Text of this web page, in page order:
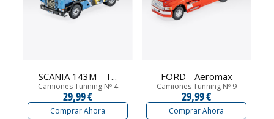
SCANIA 143M - T...
Camiones Tunning Nº 4
29,99 €
Comprar Ahora
FORD - Aeromax
Camiones Tunning Nº 9
29,99 €
Comprar Ahora